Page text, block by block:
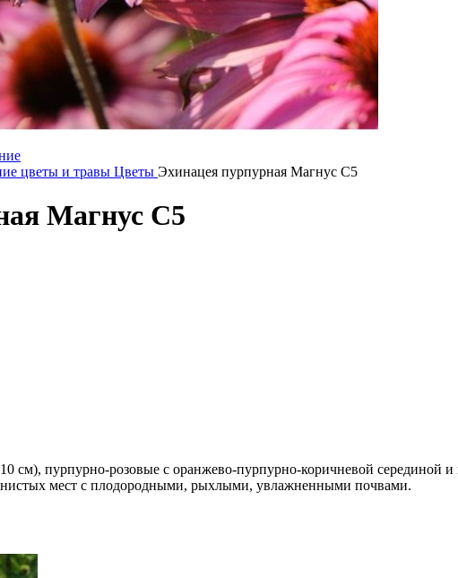
цветы и травы Цветы Эхинацея пурпурная Магнус С5
Магнус С5
см), пурпурно-розовые с оранжево-пурпурно-коричневой серединой
мест с плодородными, рыхлыми, увлажненными почвами.